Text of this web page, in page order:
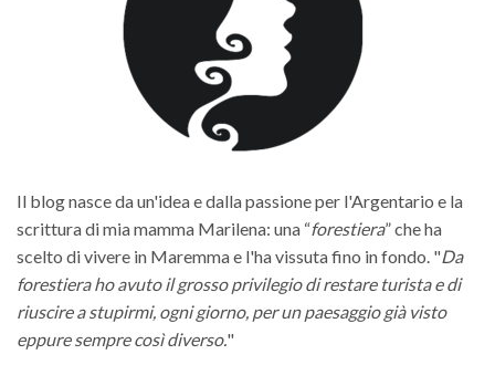
Il blog nasce da un'idea e dalla passione per l'Argentario e la
scrittura di mia mamma Marilena: una “forestiera” che ha
scelto di vivere in Maremma e l'ha vissuta fino in fondo. "Da
forestiera ho avuto il grosso privilegio di restare turista e di
riuscire a stupirmi, ogni giorno, per un paesaggio già visto
eppure sempre così diverso."